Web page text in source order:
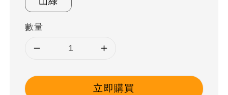
數量
立即購買